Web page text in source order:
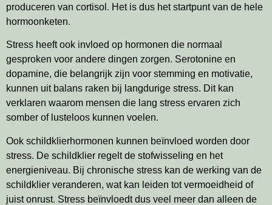
produceren van cortisol. Het is dus het startpunt van de hele
hormoonketen.
Stress heeft ook invloed op hormonen die normaal
gesproken voor andere dingen zorgen. Serotonine en
dopamine, die belangrijk zijn voor stemming en motivatie,
kunnen uit balans raken bij langdurige stress. Dit kan
verklaren waarom mensen die lang stress ervaren zich
somber of lusteloos kunnen voelen.
Ook schildklierhormonen kunnen beïnvloed worden door
stress. De schildklier regelt de stofwisseling en het
energieniveau. Bij chronische stress kan de werking van de
schildklier veranderen, wat kan leiden tot vermoeidheid of
juist onrust. Stress beïnvloedt dus veel meer dan alleen de